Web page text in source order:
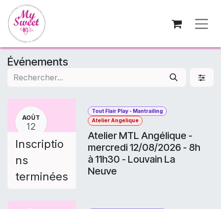
Se rendre au contenu
Événements
AOÛT
12
Inscriptio
ns
terminées
Tout Flair Play - Mantrailing
Atelier Angelique
Atelier MTL Angélique -
mercredi 12/08/2026 - 8h
à 11h30 - Louvain La
Neuve